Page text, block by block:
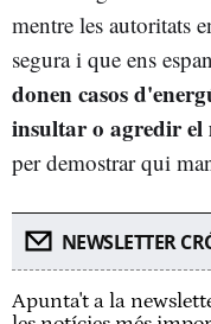
mentre les autoritats
segura i que ens
donen casos
insultar o agredir el
per demostrar qui
NEWSLETTER
Apunta't a la